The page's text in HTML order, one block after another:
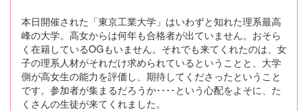
本日開催された「東京工業大学」はいわずと知れた理系最高
峰の大学。高女からは何年も合格者が出ていません。おそら
く在籍しているOGもいません。それでも来てくれたのは、女
子の理系人材がそれだけ求められているということと、大学
側が高女生の能力を評価し、期待してくださったということ
です。参加者が集まるだろうか････という心配をよそに、た
くさんの生徒が来てくれました。